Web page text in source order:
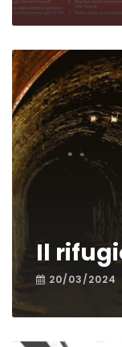
Il
20/03/2024